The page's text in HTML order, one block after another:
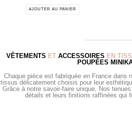
AJOUTER AU PANIER
VÊTEMENTS ET ACCESSOIRES EN
POUPÉES
Chaque pièce est fabriquée en France dans
tissus délicatement choisis pour leur
Grâce à notre savoir-faire unique, Nos
détails et leurs finitions raffinées qui